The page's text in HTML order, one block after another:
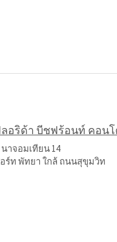
ริด้า บีชฟร้อนท์ คอนโ
าจอมเทียน 14
ท พัทยา ใกล้ ถนนสุขุมวิท